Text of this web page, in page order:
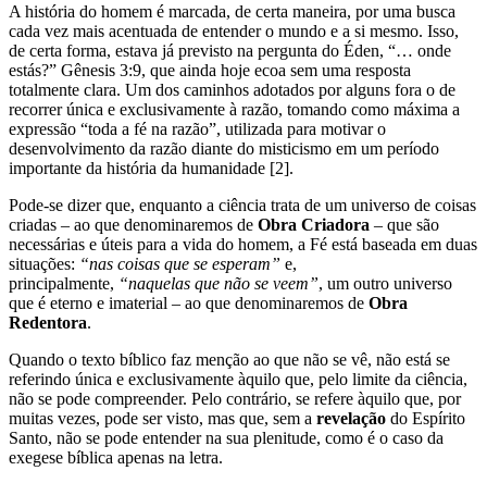
A história do homem é marcada, de certa maneira, por uma busca
cada vez mais acentuada de entender o mundo e a si mesmo. Isso,
de certa forma, estava já previsto na pergunta do Éden, “… onde
estás?” Gênesis 3:9, que ainda hoje ecoa sem uma resposta
totalmente clara. Um dos caminhos adotados por alguns fora o de
recorrer única e exclusivamente à razão, tomando como máxima a
expressão “toda a fé na razão”, utilizada para motivar o
desenvolvimento da razão diante do misticismo em um período
importante da história da humanidade [2].
Pode-se dizer que, enquanto a ciência trata de um universo de coisas
criadas – ao que denominaremos de Obra Criadora – que são
necessárias e úteis para a vida do homem, a Fé está baseada em duas
situações: “nas coisas que se esperam” e,
principalmente, “naquelas que não se veem”, um outro universo
que é eterno e imaterial – ao que denominaremos de Obra
Redentora.
Quando o texto bíblico faz menção ao que não se vê, não está se
referindo única e exclusivamente àquilo que, pelo limite da ciência,
não se pode compreender. Pelo contrário, se refere àquilo que, por
muitas vezes, pode ser visto, mas que, sem a revelação do Espírito
Santo, não se pode entender na sua plenitude, como é o caso da
exegese bíblica apenas na letra.